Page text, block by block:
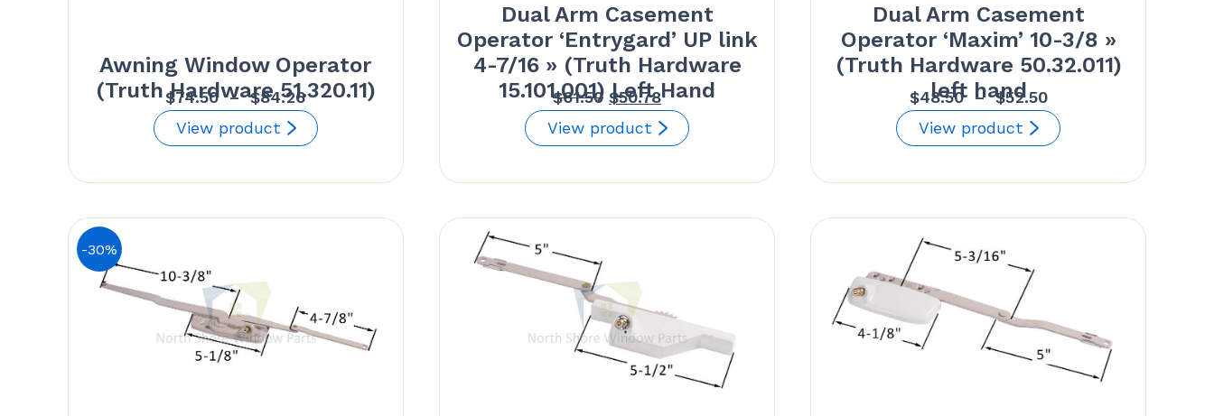
Awning Window Operator
(Truth Hardware 51.320.11)
$74.50 – $84.26Plage
de
prix :
$84.26
View product
Dual Arm Casement
Operator ‘Entrygard’ UP link
4-7/16 » (Truth Hardware
15.101.001) Left Hand
$61.50 Le
prix
initial
$50.78Le
prix
actuel
View product
Dual Arm Casement
Operator ‘Maxim’ 10-3/8 »
(Truth Hardware 50.32.011)
left hand
$48.50 – $52.50Plage
de
prix :
$52.50
View product
-30%